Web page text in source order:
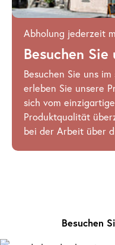
Abholung jederzeit
Besuchen Sie
Besuchen Sie uns
erleben Sie unsere
sich vom
Produktqualität
bei der Arbeit über
Besuchen